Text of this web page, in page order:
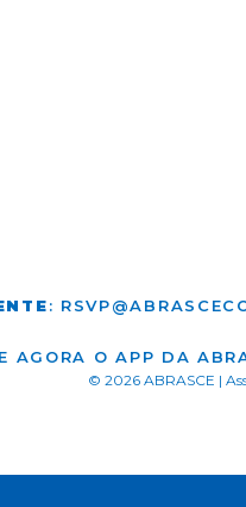
:
AGORA O APP DA
© 2026 ABRASCE |